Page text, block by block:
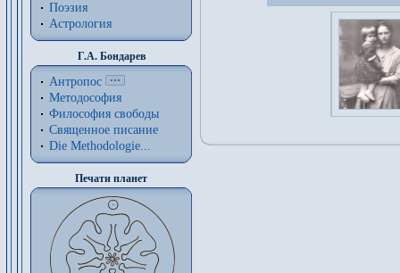
Поэзия
Астрология
Г.А. Бондарев
Антропос
Методософия
Философия cвободы
Священное писание
Die Methodologie...
Печати планет